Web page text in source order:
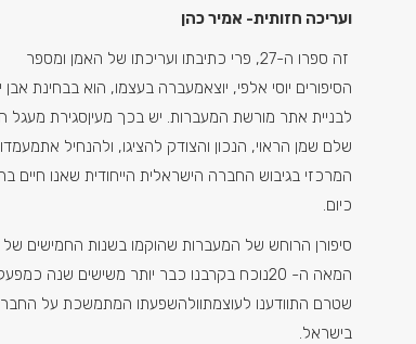
ועריכה חזותית- אמיר כהן
זה ספרו ה-27, פרי כתיבתו ועריכתו של האמן ומספר
הסיפורים יוסי אלפי, יוצאמעברה בעצמו, הוא בבחינת אבן
לבניית אתר מורשת המעברות. יש בכך מעיןסגירת מעגל
שלם שמן הראוי, הנכון והצודק להציגו, ולהנחיל אתמעמדו
המרכזי בגיבוש החברה הישראלית הייחודית שאנו חיים
כיום.
סיפורן הרוחש של המעברות שהוקמו בשנות החמישים של
המאה ה- 20נוכח בקרבנו כבר יותר משישים שנה
שטרם התוודענו לעוצמתוולהשפעתו המתמשכת על
בישראל.